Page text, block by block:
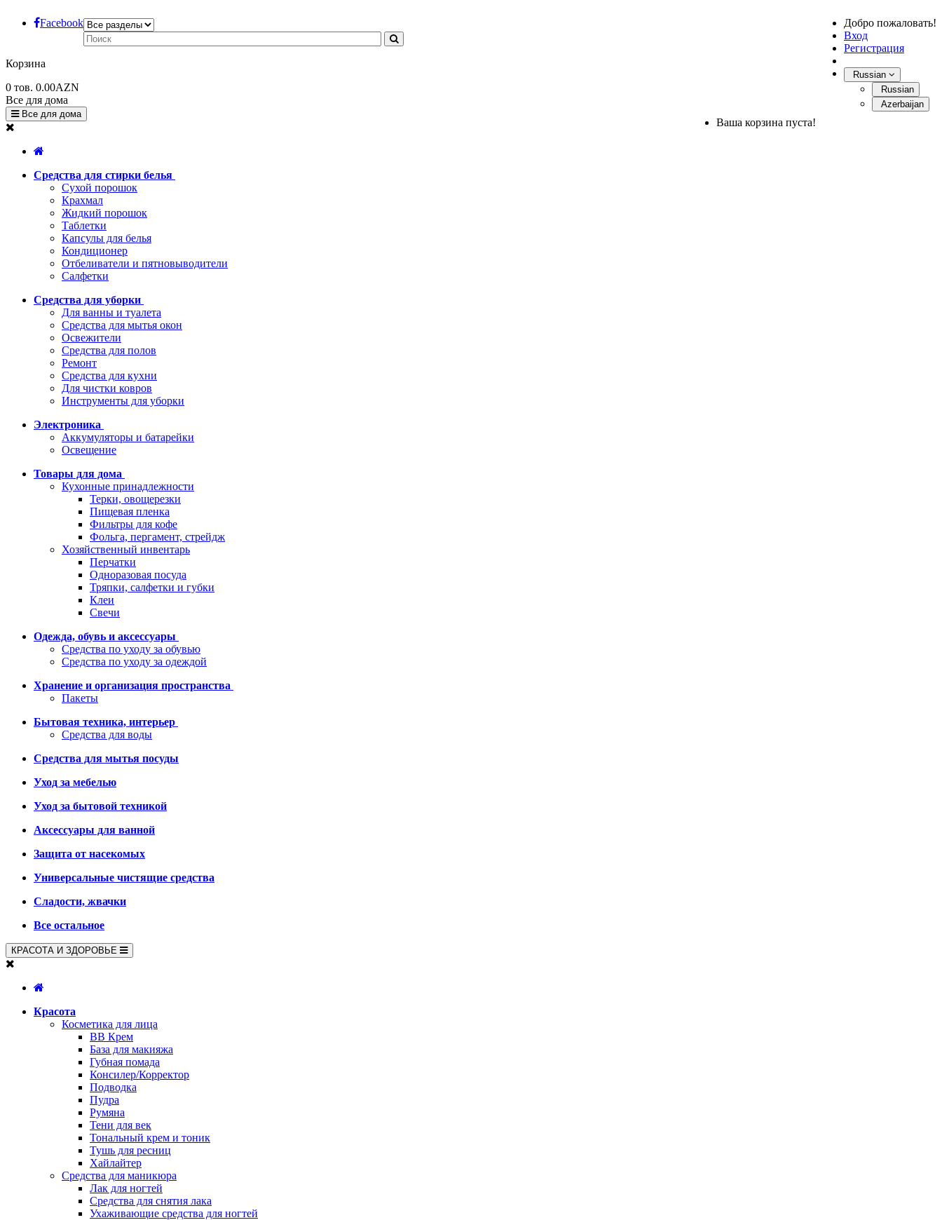
Facebook
Добро пожаловать!
Вход
Регистрация
Russian
Russian
Azerbaijan
Корзина
0 тов. 0.00AZN
Ваша корзина пуста!
Все для дома
Все для дома
Средства для стирки белья
Сухой порошок
Крахмал
Жидкий порошок
Таблетки
Капсулы для белья
Кондиционер
Отбеливатели и пятновыводители
Салфетки
Средства для уборки
Для ванны и туалета
Средства для мытья окон
Освежители
Средства для полов
Ремонт
Средства для кухни
Для чистки ковров
Инструменты для уборки
Электроника
Аккумуляторы и батарейки
Освещение
Товары для дома
Кухонные принадлежности
Терки, овощерезки
Пищевая пленка
Фильтры для кофе
Фольга, пергамент, стрейдж
Хозяйственный инвентарь
Перчатки
Одноразовая посуда
Тряпки, салфетки и губки
Клеи
Свечи
Одежда, обувь и аксессуары
Средства по уходу за обувью
Средства по уходу за одеждой
Хранение и организация пространства
Пакеты
Бытовая техника, интерьер
Средства для воды
Средства для мытья посуды
Уход за мебелью
Уход за бытовой техникой
Аксессуары для ванной
Защита от насекомых
Универсальные чистящие средства
Сладости, жвачки
Все остальное
КРАСОТА И ЗДОРОВЬЕ
Красота
Косметика для лица
BB Крем
База для макияжа
Губная помада
Консилер/Корректор
Подводка
Пудра
Румяна
Тени для век
Тональный крем и тоник
Тушь для ресниц
Хайлайтер
Средства для маникюра
Лак для ногтей
Средства для снятия лака
Ухаживающие средства для ногтей